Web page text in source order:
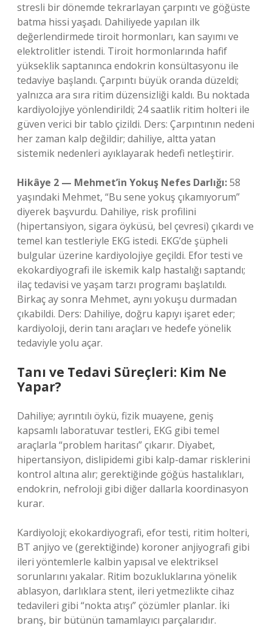
stresli bir dönemde tekrarlayan çarpıntı ve göğüste
batma hissi yaşadı. Dahiliyede yapılan ilk
değerlendirmede tiroit hormonları, kan sayımı ve
elektrolitler istendi. Tiroit hormonlarında hafif
yükseklik saptanınca endokrin konsültasyonu ile
tedaviye başlandı. Çarpıntı büyük oranda düzeldi;
yalnızca ara sıra ritim düzensizliği kaldı. Bu noktada
kardiyolojiye yönlendirildi; 24 saatlik ritim holteri ile
güven verici bir tablo çizildi. Ders: Çarpıntının nedeni
her zaman kalp değildir; dahiliye, altta yatan
sistemik nedenleri ayıklayarak hedefi netleştirir.
Hikâye 2 — Mehmet’in Yokuş Nefes Darlığı:58
yaşındaki Mehmet, “Bu sene yokuş çıkamıyorum”
diyerek başvurdu. Dahiliye, risk profilini
(hipertansiyon, sigara öyküsü, bel çevresi) çıkardı ve
temel kan testleriyle EKG istedi. EKG’de şüpheli
bulgular üzerine kardiyolojiye geçildi. Efor testi ve
ekokardiyografi ile iskemik kalp hastalığı saptandı;
ilaç tedavisi ve yaşam tarzı programı başlatıldı.
Birkaç ay sonra Mehmet, aynı yokuşu durmadan
çıkabildi. Ders: Dahiliye, doğru kapıyı işaret eder;
kardiyoloji, derin tanı araçları ve hedefe yönelik
tedaviyle yolu açar.
Tanı ve Tedavi Süreçleri: Kim Ne
Yapar?
Dahiliye; ayrıntılı öykü, fizik muayene, geniş
kapsamlı laboratuvar testleri, EKG gibi temel
araçlarla “problem haritası” çıkarır. Diyabet,
hipertansiyon, dislipidemi gibi kalp-damar risklerini
kontrol altına alır; gerektiğinde göğüs hastalıkları,
endokrin, nefroloji gibi diğer dallarla koordinasyon
kurar.
Kardiyoloji; ekokardiyografi, efor testi, ritim holteri,
BT anjiyo ve (gerektiğinde) koroner anjiyografi gibi
ileri yöntemlerle kalbin yapısal ve elektriksel
sorunlarını yakalar. Ritim bozukluklarına yönelik
ablasyon, darlıklara stent, ileri yetmezlikte cihaz
tedavileri gibi “nokta atışı” çözümler planlar. İki
branş, bir bütünün tamamlayıcı parçalarıdır.